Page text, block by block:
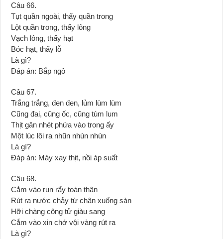
Câu 66.
Tụt quần ngoài, thấy quần trong
Lột quần trong, thấy lông
Vạch lông, thấy hạt
Bóc hạt, thấy lỗ
Là gì?
Đáp án: Bắp ngô
Câu 67.
Trắng trắng, đen đen, lủm lùm lùm
Cũng đai, cũng ốc, cũng tùm lum
Thịt gân nhét phứa vào trong ấy
Một lúc lôi ra nhũn nhùn nhùn
Là gì?
Đáp án: Máy xay thịt, nồi áp suất
Câu 68.
Cắm vào run rẩy toàn thân
Rút ra nước chảy từ chân xuống sàn
Hỡi chàng công tử giàu sang
Cắm vào xin chớ vội vàng rút ra
Là gì?